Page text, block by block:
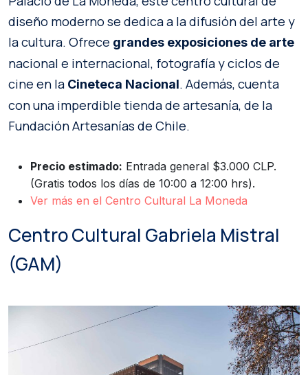
diseño moderno se dedica a la difusión del arte y
la cultura. Ofrece grandes exposiciones de arte
nacional e internacional, fotografía y ciclos de
cine en la Cineteca Nacional. Además, cuenta
con una imperdible tienda de artesanía, de la
Fundación Artesanías de Chile.
Precio estimado: Entrada general $3.000 CLP.
(Gratis todos los días de 10:00 a 12:00 hrs).
Ver más en el Centro Cultural La Moneda
Centro Cultural Gabriela Mistral
(GAM)